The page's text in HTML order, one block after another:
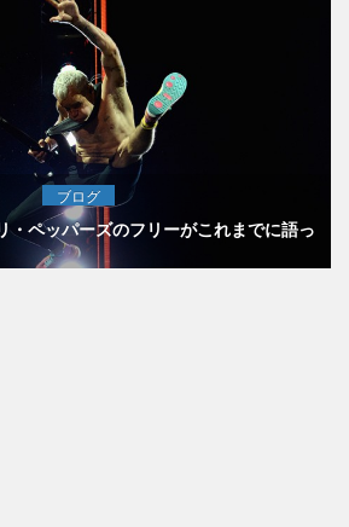
ブログ
・ペッパーズのフリーがこれまでに語っ